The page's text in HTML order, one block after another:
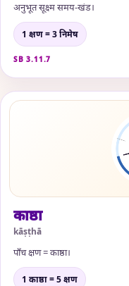
अनुभूत सूक्ष्म समय-खंड।
1 क्षण = 3 निमेष
SB 3.11.7
काष्ठा
kāṣṭhā
पाँच क्षण = काष्ठा।
1 काष्ठा = 5 क्षण